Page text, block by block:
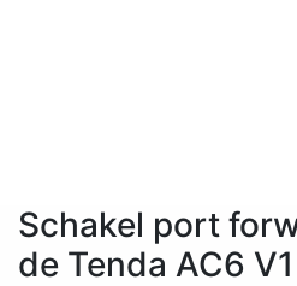
Schakel port
de Tenda AC6 V1